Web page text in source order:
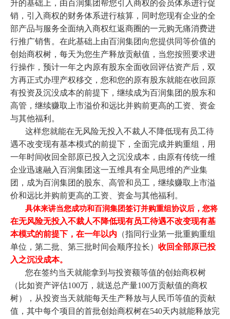
升的基础上， 由百润集团帮您引入商权的会员体系进行促
销，引入商权的财务体系进行核算，同时您现有企业的全
部产品与服务全面纳入商权红返商圈的一元购无痛消费进
行推广销售。在此基础上由百润集团向您提供同等价值的
创始商权树，每天为您生产释放贡献值，当您按照要求进
行操作，预计一年之内原有股东全面收回评估资产后，双
方再正式办理产权移交，您和您的原有股东就能在收回原
有投资及沉没成本的前提下，继续成为百润集团的股东和
高管，继续赚取上市溢价和远比并购前更高的工资、资金
与其他福利。
这样您就能在无风险无投入不裁人不降低现有员工待
遇不改变现有基本模式的前提下，全面完成并购重组， 用
一年时间收回全部原已投入之沉没成本，由原有传统一维
企业迅速融入百润集团这一五维具有全局思维的产业集
团，成为百润集团的股东、高管和员工，继续赚取上市溢
价和远比并购前更高的工资、资金与其他福利。
具体来讲当您成功和百润集团签订并购重组协议后，您将
在无风险无投入不裁人不降低现有员工待遇不改变现有基
本模式的前提下，在一年以内 （指同行业第一批重购重组
单位，第二批、第三批时间会顺序拉长） 收回全部原已投
入之沉没成本。
您在签约当天就能拿到与投资额等值的创始商权树
（比如资产评估100万，就送总产量100万贡献值的商权
树），从投资当天就能每天生产释放与人民币等值的贡献
值，其中每个项目的首批创始商权树在540天内就能释放完